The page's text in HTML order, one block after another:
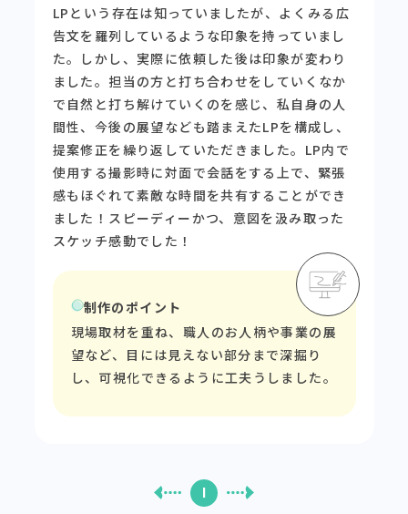
LPという存在は知っていましたが、よくみる広
告文を羅列しているような印象を持っていまし
た。しかし、実際に依頼した後は印象が変わり
ました。担当の方と打ち合わせをしていくなか
で自然と打ち解けていくのを感じ、私自身の人
間性、今後の展望なども踏まえたLPを構成し、
提案修正を繰り返していただきました。LP内で
使用する撮影時に対面で会話をする上で、緊張
感もほぐれて素敵な時間を共有することができ
ました！スピーディーかつ、意図を汲み取った
スケッチ感動でした！
制作のポイント
現場取材を重ね、職人のお人柄や事業の展
望など、目には見えない部分まで深掘り
し、可視化できるように工夫うしました。
1